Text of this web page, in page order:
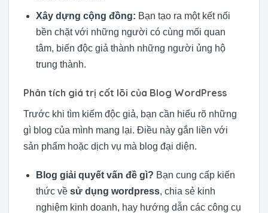
Xây dựng cộng đồng: Bạn tạo ra một kết nối
bền chặt với những người có cùng mối quan
tâm, biến độc giả thành những người ủng hộ
trung thành.
Phân tích giá trị cốt lõi của Blog WordPress
Trước khi tìm kiếm độc giả, bạn cần hiểu rõ những
gì blog của mình mang lại. Điều này gắn liền với
sản phẩm hoặc dịch vụ mà blog đại diện.
Blog giải quyết vấn đề gì? Bạn cung cấp kiến
thức về sử dụng wordpress, chia sẻ kinh
nghiệm kinh doanh, hay hướng dẫn các công cụ